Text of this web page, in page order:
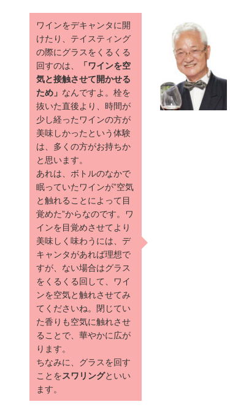
ワインをデキャンタに開
けたり、テイスティング
の際にグラスをくるくる
回すのは、
「ワインを空
気と接触させて開かせる
ため」 なんですよ。栓を
抜いた直後より、時間が
少し経ったワインの方が
美味しかったという体験
は、多くの方がお持ちか
と思います。
あれは、ボトルのなかで
眠っていたワインが”空気
と触れることによって目
覚めた”からなのです。ワ
インを目覚めさせてより
美味しく味わうには、デ
キャンタがあれば理想で
すが、ない場合はグラス
をくるくる回して、ワイ
ンを空気と触れさせてみ
てくださいね。閉じてい
た香りも空気に触れさせ
ることで、華やかに広が
ります。
ちなみに、グラスを回す
ことをスワリングといい
ます。